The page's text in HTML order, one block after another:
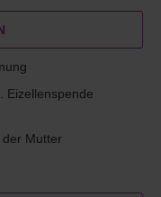
Eizellenspende
Mutter